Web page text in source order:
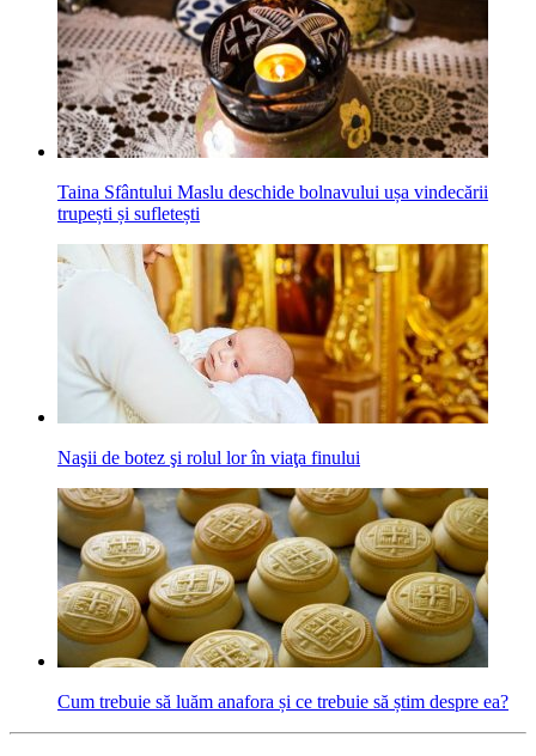
Taina Sfântului Maslu deschide bolnavului ușa vindecării
trupești și sufletești
Naşii de botez şi rolul lor în viaţa finului
Cum trebuie să luăm anafora și ce trebuie să știm despre ea?